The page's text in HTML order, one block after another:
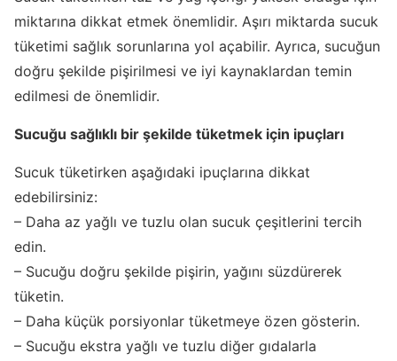
miktarına dikkat etmek önemlidir. Aşırı miktarda sucuk
tüketimi sağlık sorunlarına yol açabilir. Ayrıca, sucuğun
doğru şekilde pişirilmesi ve iyi kaynaklardan temin
edilmesi de önemlidir.
Sucuğu sağlıklı bir şekilde tüketmek için ipuçları
Sucuk tüketirken aşağıdaki ipuçlarına dikkat
edebilirsiniz:
– Daha az yağlı ve tuzlu olan sucuk çeşitlerini tercih
edin.
– Sucuğu doğru şekilde pişirin, yağını süzdürerek
tüketin.
– Daha küçük porsiyonlar tüketmeye özen gösterin.
– Sucuğu ekstra yağlı ve tuzlu diğer gıdalarla